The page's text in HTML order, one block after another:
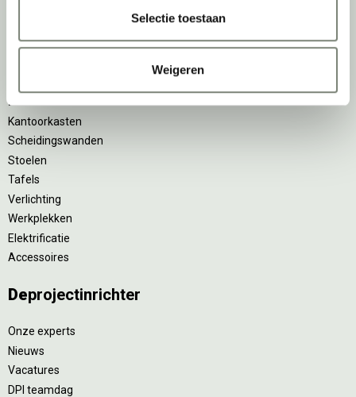
Selectie toestaan
Weigeren
Duo bureaus
Zitmeubilair
Kantoorkasten
Scheidingswanden
Stoelen
Tafels
Verlichting
Werkplekken
Elektrificatie
Accessoires
Deprojectinrichter
Onze experts
Nieuws
Vacatures
DPI teamdag